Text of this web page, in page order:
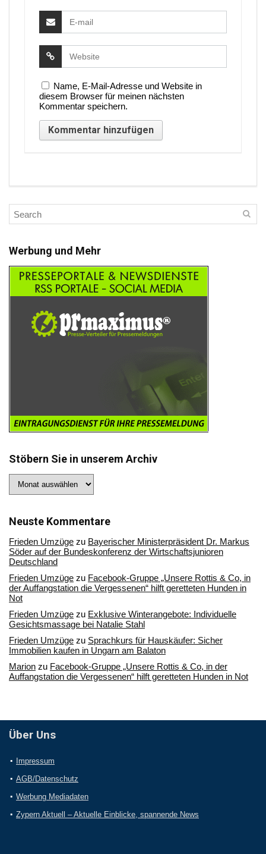
Name, E-Mail-Adresse und Website in
diesem Browser für meinen nächsten
Kommentar speichern.
Werbung und Mehr
Stöbern Sie in unserem Archiv
Sie
Archiv
Neuste Kommentare
Frieden Umzüge zu Bayerischer Ministerpräsident Dr. Markus
Söder auf der Bundeskonferenz der Wirtschaftsjunioren
Deutschland
Frieden Umzüge zu Facebook-Gruppe „Unsere Rottis & Co, in
der Auffangstation die Vergessenen“ hilft geretteten Hunden in
Not
Frieden Umzüge zu Exklusive Winterangebote: Individuelle
Gesichtsmassage bei Natalie Stahl
Frieden Umzüge zu Sprachkurs für Hauskäufer: Sicher
Immobilien kaufen in Ungarn am Balaton
Marion zu Facebook-Gruppe „Unsere Rottis & Co, in der
Auffangstation die Vergessenen“ hilft geretteten Hunden in Not
Über Uns
Impressum
AGB/Datenschutz
Werbung Mediadaten
Zypern Aktuell – Aktuelle Einblicke, spannende News